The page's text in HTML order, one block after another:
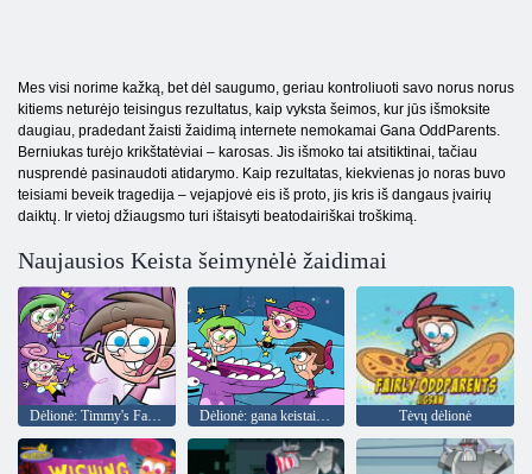
Mes visi norime kažką, bet dėl ​​saugumo, geriau kontroliuoti savo norus norus
kitiems neturėjo teisingus rezultatus, kaip vyksta šeimos, kur jūs išmoksite
daugiau, pradedant žaisti žaidimą internete nemokamai Gana OddParents.
Berniukas turėjo krikštatėviai – karosas. Jis išmoko tai atsitiktinai, tačiau
nusprendė pasinaudoti atidarymo. Kaip rezultatas, kiekvienas jo noras buvo
teisiami beveik tragedija – vejapjovė eis iš proto, jis kris iš dangaus įvairių
daiktų. Ir vietoj džiaugsmo turi ištaisyti beatodairiškai troškimą.
Naujausios Keista šeimynėlė žaidimai
Dėlionė: gana keistai tėvai Tėvų dėlionė